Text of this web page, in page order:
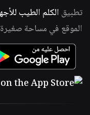
تطبيق الكلم الطيب
الموقع في مساحة صغيرة